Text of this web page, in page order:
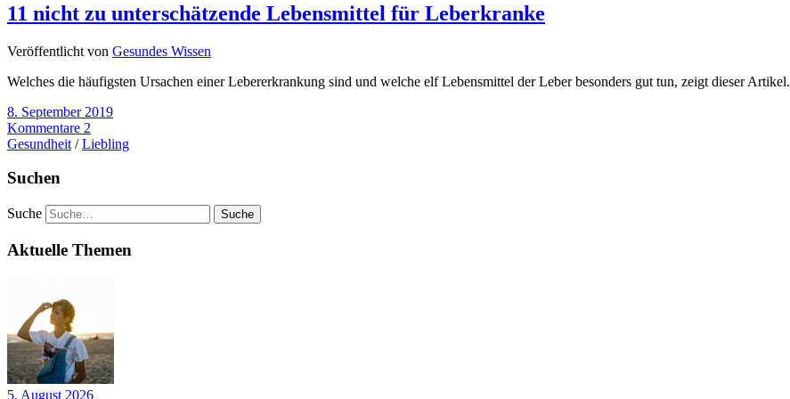
11 nicht zu unterschätzende Lebensmittel für Leberkranke
Veröffentlicht von Gesundes Wissen
Welches die häufigsten Ursachen einer Lebererkrankung sind und welche elf Lebensmittel der Leber besonders gut tun, zeigt dieser Artikel.
8. September 2019
Kommentare 2
Gesundheit /Liebling
Suchen
Suche
Aktuelle Themen
5. August 2026